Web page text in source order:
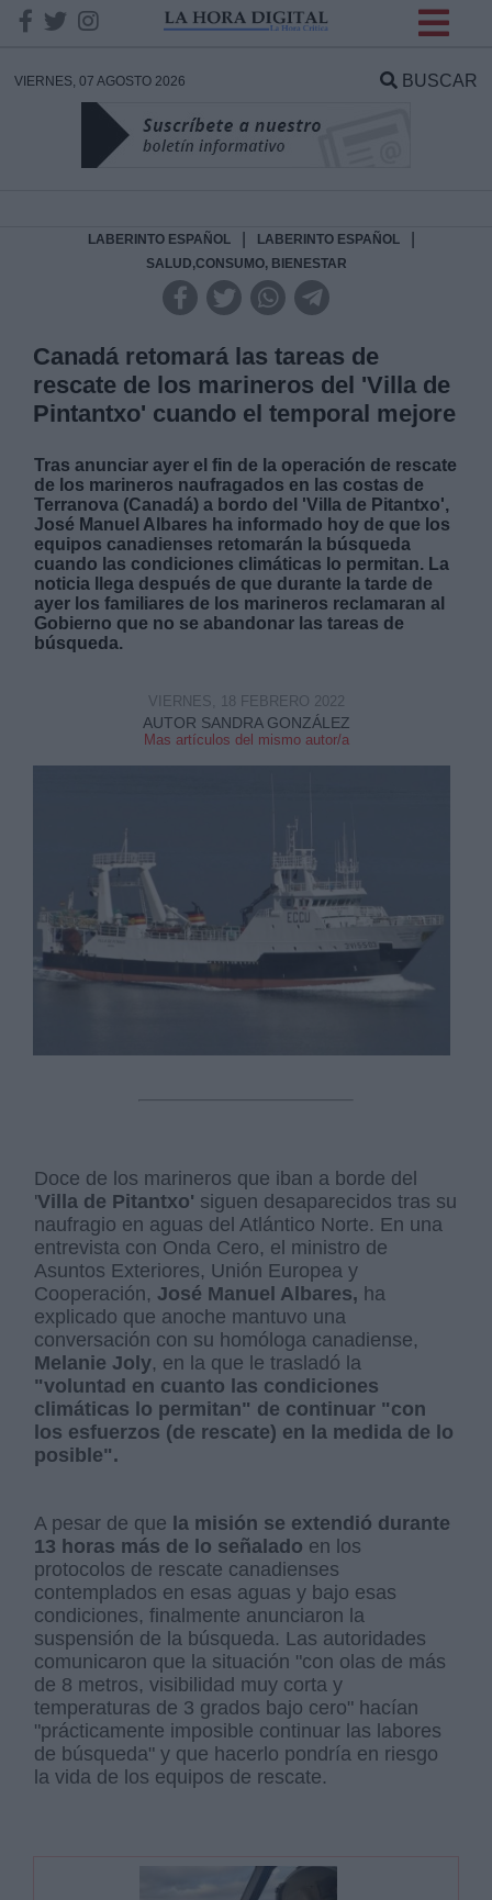
VIERNES, 07 AGOSTO 2026 BUSCAR
LABERINTO ESPAÑOL LABERINTO ESPAÑOL
SALUD,CONSUMO, BIENESTAR
Canadá retomará las tareas de
rescate de los marineros del 'Villa de
Pintantxo' cuando el temporal mejore
Tras anunciar ayer el fin de la operación de rescate
de los marineros naufragados en las costas de
Terranova (Canadá) a bordo del 'Villa de Pitantxo',
José Manuel Albares ha informado hoy de que los
equipos canadienses retomarán la búsqueda
cuando las condiciones climáticas lo permitan. La
noticia llega después de que durante la tarde de
ayer los familiares de los marineros reclamaran al
Gobierno que no se abandonar las tareas de
búsqueda.
AUTOR SANDRA GONZÁLEZ
Mas artículos del mismo autor/a
VIERNES, 18 FEBRERO 2022
Doce de los marineros que iban a borde del
'Villa de Pitantxo' siguen desaparecidos tras su
naufragio en aguas del Atlántico Norte. En una
entrevista con Onda Cero, el ministro de
Asuntos Exteriores, Unión Europea y
Cooperación, José Manuel Albares, ha
explicado que anoche mantuvo una
conversación con su homóloga canadiense,
Melanie Joly, en la que le trasladó la
"voluntad en cuanto las condiciones
climáticas lo permitan" de continuar "con
los esfuerzos (de rescate) en la medida de lo
posible".
A pesar de que la misión se extendió durante
13 horas más de lo señalado en los
protocolos de rescate canadienses
contemplados en esas aguas y bajo esas
condiciones, finalmente anunciaron la
suspensión de la búsqueda. Las autoridades
comunicaron que la situación "con olas de más
de 8 metros, visibilidad muy corta y
temperaturas de 3 grados bajo cero" hacían
"prácticamente imposible continuar las labores
de búsqueda" y que hacerlo pondría en riesgo
la vida de los equipos de rescate.
DATOS
Responsable:
Derechos:
link
Información adicional